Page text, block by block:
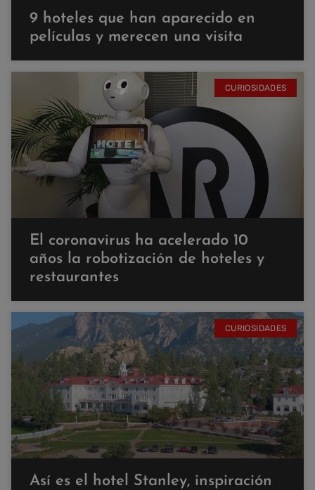
9 hoteles que han aparecido en
películas y merecen una visita
CURIOSIDADES
El coronavirus ha acelerado 10
años la robotización de hoteles y
restaurantes
CURIOSIDADES
Así es el hotel Stanley, inspiración